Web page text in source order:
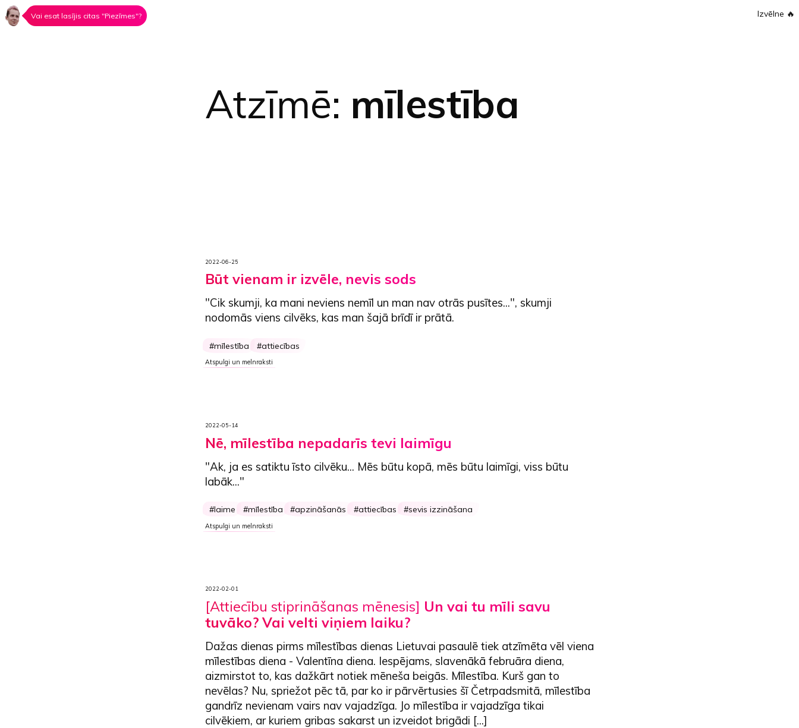
Vai esat lasījis citas "Piezīmes"? Izvēlne 🔥
Atzīmē: mīlestība
2022-06-25
Būt vienam ir izvēle, nevis sods
"Cik skumji, ka mani neviens nemīl un man nav otrās pusītes...", skumji
nodomās viens cilvēks, kas man šajā brīdī ir prātā.
mīlestība attiecības
Atspulgi un melnraksti
2022-05-14
Nē, mīlestība nepadarīs tevi laimīgu
"Ak, ja es satiktu īsto cilvēku... Mēs būtu kopā, mēs būtu laimīgi, viss būtu
labāk..."
laime mīlestība apzināšanās attiecības sevis izzināšana
Atspulgi un melnraksti
2022-02-01
[Attiecību stiprināšanas mēnesis] Un vai tu mīli savu
tuvāko? Vai velti viņiem laiku?
Dažas dienas pirms mīlestības dienas Lietuvai pasaulē tiek atzīmēta vēl viena
mīlestības diena - Valentīna diena. Iespējams, slavenākā februāra diena,
aizmirstot to, kas dažkārt notiek mēneša beigās. Mīlestība. Kurš gan to
nevēlas? Nu, spriežot pēc tā, par ko ir pārvērtusies šī Četrpadsmitā, mīlestība
gandrīz nevienam vairs nav vajadzīga. Jo mīlestība ir vajadzīga tikai
cilvēkiem, ar kuriem gribas sakarst un izveidot brigādi [...]